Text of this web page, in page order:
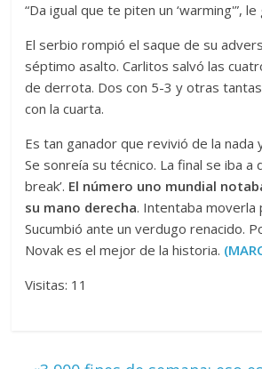
“Da igual que te piten un ‘warming'”,
El serbio rompió el saque de su
séptimo asalto. Carlitos salvó las
de derrota. Dos con 5-3 y otras
con la cuarta.
Es tan ganador que revivió de la nada
Se sonreía su técnico. La final se iba a
break’. El número uno mundial
su mano derecha. Intentaba moverla
Sucumbió ante un verdugo renacido.
Novak es el mejor de la historia.
Visitas: 11